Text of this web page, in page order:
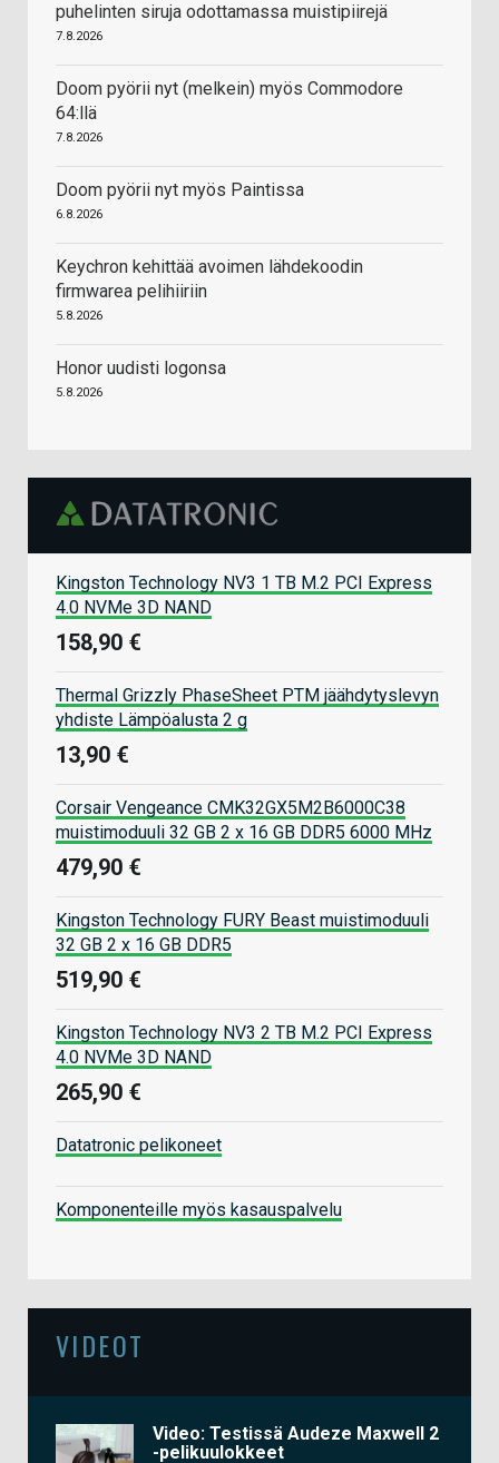
puhelinten siruja odottamassa muistipiirejä
7.8.2026
Doom pyörii nyt (melkein) myös Commodore
64:llä
7.8.2026
Doom pyörii nyt myös Paintissa
6.8.2026
Keychron kehittää avoimen lähdekoodin
firmwarea pelihiiriin
5.8.2026
Honor uudisti logonsa
5.8.2026
Kingston Technology NV3 1 TB M.2 PCI Express
4.0 NVMe 3D NAND
158,90 €
Thermal Grizzly PhaseSheet PTM jäähdytyslevyn
yhdiste Lämpöalusta 2 g
13,90 €
Corsair Vengeance CMK32GX5M2B6000C38
muistimoduuli 32 GB 2 x 16 GB DDR5 6000 MHz
479,90 €
Kingston Technology FURY Beast muistimoduuli
32 GB 2 x 16 GB DDR5
519,90 €
Kingston Technology NV3 2 TB M.2 PCI Express
4.0 NVMe 3D NAND
265,90 €
Datatronic pelikoneet
Komponenteille myös kasauspalvelu
VIDEOT
Video: Testissä Audeze Maxwell 2
-pelikuulokkeet